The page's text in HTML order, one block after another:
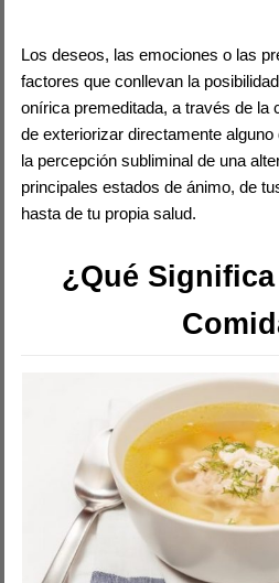
Los deseos, las emociones o las
factores que conllevan la
onírica premeditada, a través de la
de exteriorizar directamente
la percepción subliminal de una
principales estados de ánimo, de
hasta de tu propia salud.
¿Qué